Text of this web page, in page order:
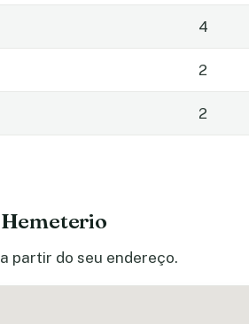
4
2
2
Hemeterio
partir do seu endereço.